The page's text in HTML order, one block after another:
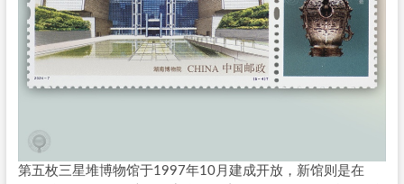
第五枚三星堆博物馆于1997年10月建成开放，新馆则是在